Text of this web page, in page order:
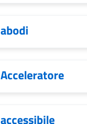
abodi
Acceleratore
accessibile